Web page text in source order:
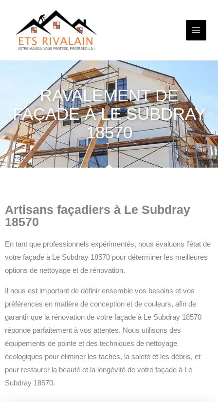
contenu
RAVALEMENT DE
FAÇADE À LE SUBDRAY
18570
Artisans façadiers à Le Subdray
18570
En tant que professionnels expérimentés, nous évaluons l’état de
votre façade à Le Subdray 18570 pour déterminer les meilleures
options de nettoyage et de rénovation.
Il nous est important de définir ensemble vos besoins et vos
préférences en matière de conception et de couleurs, afin de
garantir que la rénovation de votre façade à Le Subdray 18570
réponde parfaitement à vos attentes. Nous utilisons des
équipements de pointe et des techniques de nettoyage
écologiques pour éliminer les taches, la saleté et les débris, et
pour restaurer la beauté et la longévité de votre façade à Le
Subdray 18570.